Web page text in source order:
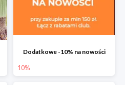
Dodatkowe -10% na nowości
10%